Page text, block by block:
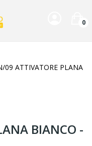
0
09 ATTIVATORE PLANA
BIANCO -